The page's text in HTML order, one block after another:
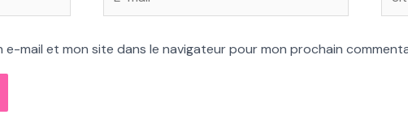
mail*
e-mail et mon site dans le navigateur pour mon prochain